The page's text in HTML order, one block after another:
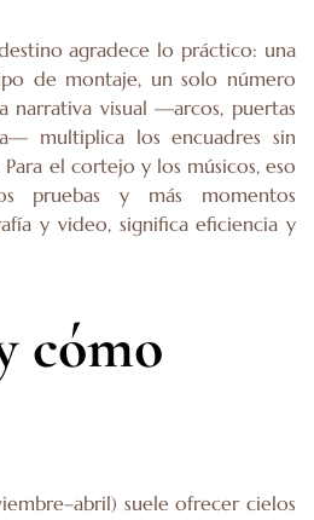
agradece lo práctico: una
de montaje, un solo número
narrativa visual —arcos, puertas
multiplica los encuadres sin
el cortejo y los músicos, eso
pruebas y más momentos
y video, significa eficiencia y
cómo
suele ofrecer cielos